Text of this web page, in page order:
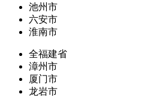
池州市
六安市
淮南市
全福建省
漳州市
厦门市
龙岩市